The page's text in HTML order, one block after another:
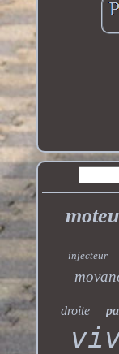
injecteur
droite